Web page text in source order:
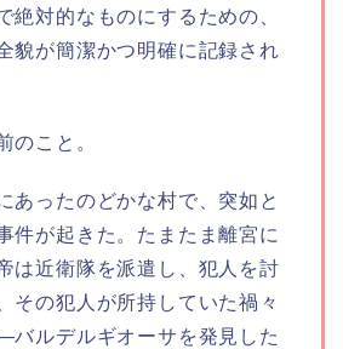
絶対的なものにするための、
貌が簡潔かつ明確に記録され
のこと。
あったのどかな村で、突如と
件が起きた。たまたま離宮に
は近衛隊を派遣し、犯人を討
その犯人が所持していた禍々
ルデルギオーサを発見した